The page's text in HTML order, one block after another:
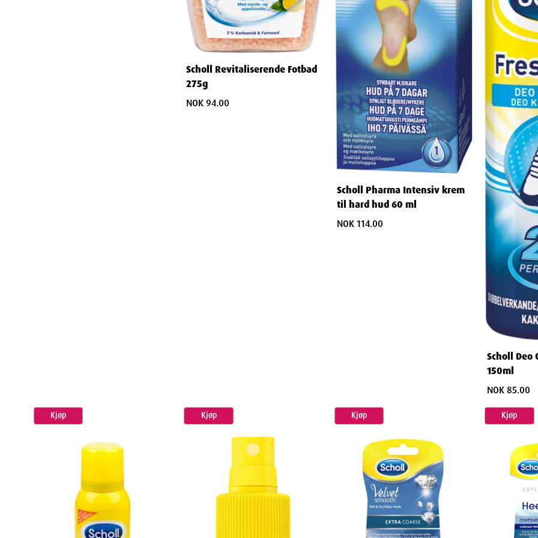
2. Fjerning av gammelt rullehode
Hold fotfilen trygt i den ene hånden
Trykk på utløserknappen på siden av fotfilen
Dra det gamle rullehodet ut av enheten med et bestemt grep
Sett den ene enden av rullehodet inn i sporet på toppen av fotfilen
Oppbevar tørt: Fuktighet kan redusere levetiden på både refill og hoveddel
Unngå deling : Av hygieniske årsaker bør hver person ha sitt eget rullehode
Bruk riktig teknikk : La fotfilen gjøre jobben - ikke press for hardt
Planlegg utskiftninger
: Ha alltid en ekstra refill tilgjengelig for å unngå avbrudd i din
fotpleierutine
Kjøp
Scholl Revitaliserende Fotbad
275g
NOK 94.00
Kjøp
Scholl Pharma Intensiv krem
til hard hud 60 ml
NOK 114.00
Kjøp
Scholl Deo
150ml
NOK 85.00
Kjøp